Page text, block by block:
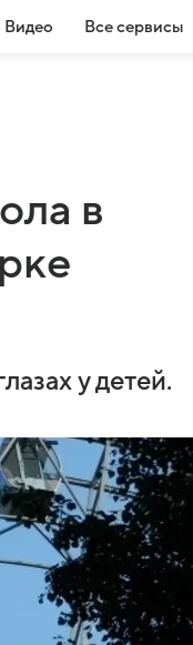
Видео Все сервисы
в
у детей.